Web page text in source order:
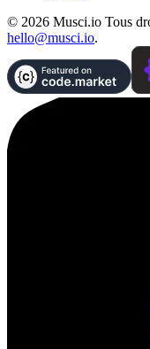
© 2026 Musci.io Tous
hello@musci.io.